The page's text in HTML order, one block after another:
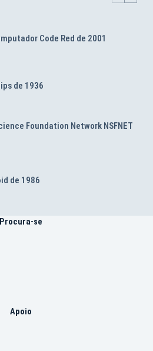
Code Red de 2001
de 1936
Foundation Network NSFNET
de 1986
Procura-se
Apoio